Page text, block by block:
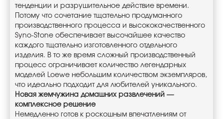
тенденции и разрушительное действие времени.
Потому что сочетание тщательно продуманного
производственного процесса и высококачественного
Syno-Stone обеспечивает высочайшее качество
каждого тщательно изготовленного отдельного
изделия. В то же время сложный производственный
процесс ограничивает количество легендарных
моделей Loewe небольшим количеством экземпляров,
что идеально подходит для любителей уникального.
Новая жемчужина домашних развлечений —
комплексное решение
Немедленно готов к роскошным впечатлениям от